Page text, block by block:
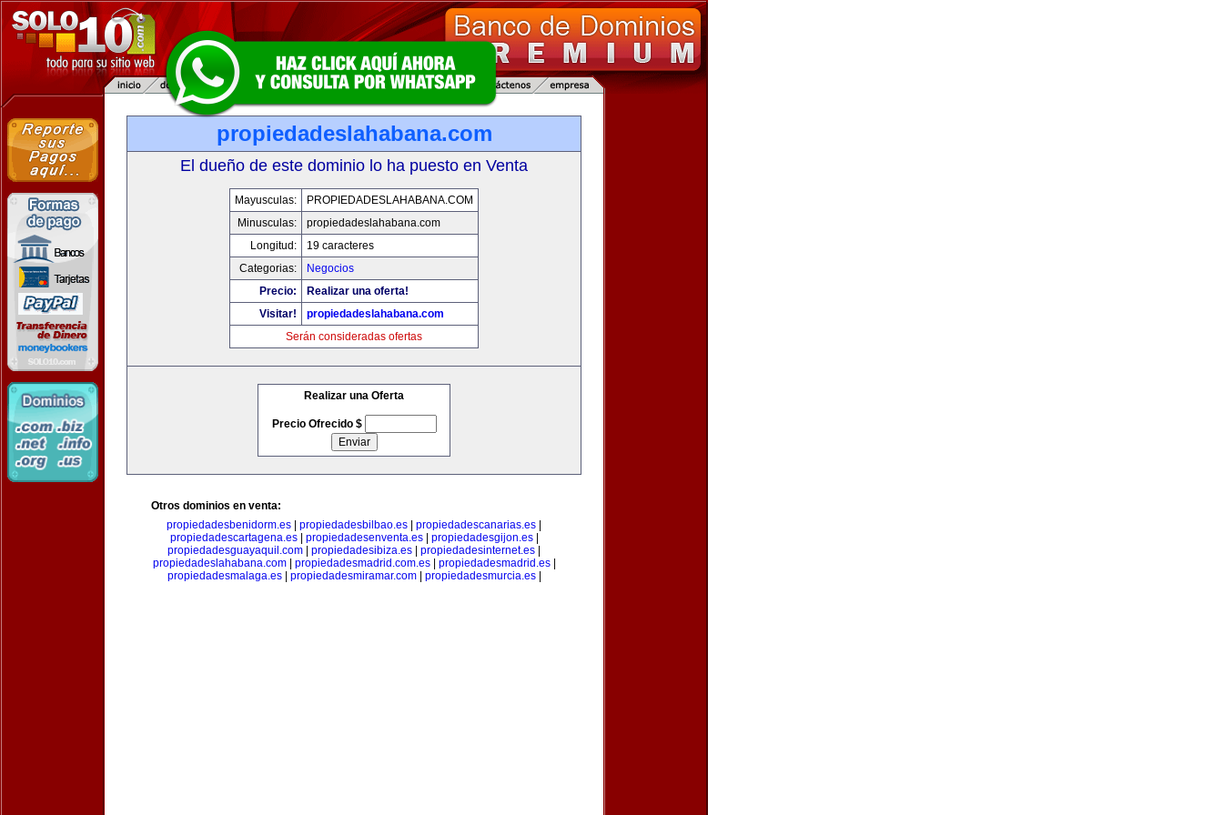
propiedadeslahabana.com
El dueño de este dominio lo ha puesto en Venta
Mayusculas:
PROPIEDADESLAHABANA.COM
Minusculas:
propiedadeslahabana.com
Longitud:
19 caracteres
Categorias:
Negocios
Precio:
Realizar una oferta!
Visitar!
propiedadeslahabana.com
Serán consideradas ofertas
Realizar una Oferta
Precio Ofrecido $
Otros dominios en venta:
propiedadesbenidorm.es
propiedadesbilbao.es propiedadescanarias.es
propiedadescartagena.es| propiedadesenventa.es| propiedadesgijon.es|
propiedadesguayaquil.com
propiedadesibiza.es propiedadesinternet.es
propiedadeslahabana.com| propiedadesmadrid.com.es| propiedadesmadrid.es|
propiedadesmalaga.es| propiedadesmiramar.com| propiedadesmurcia.es|